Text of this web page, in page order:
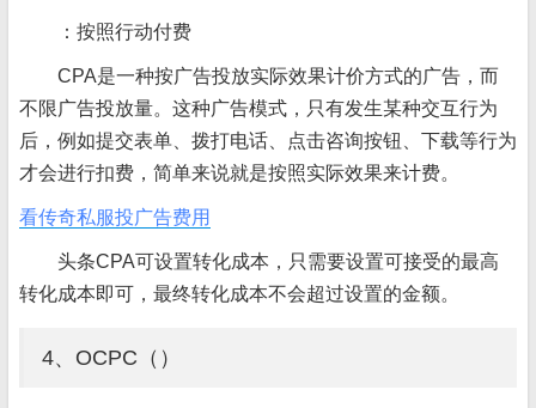
：按照行动付费
CPA是一种按广告投放实际效果计价方式的广告，而
不限广告投放量。这种广告模式，只有发生某种交互行为
后，例如提交表单、拨打电话、点击咨询按钮、下载等行为
才会进行扣费，简单来说就是按照实际效果来计费。
看传奇私服投广告费用
头条CPA可设置转化成本，只需要设置可接受的最高
转化成本即可，最终转化成本不会超过设置的金额。
4、OCPC（）